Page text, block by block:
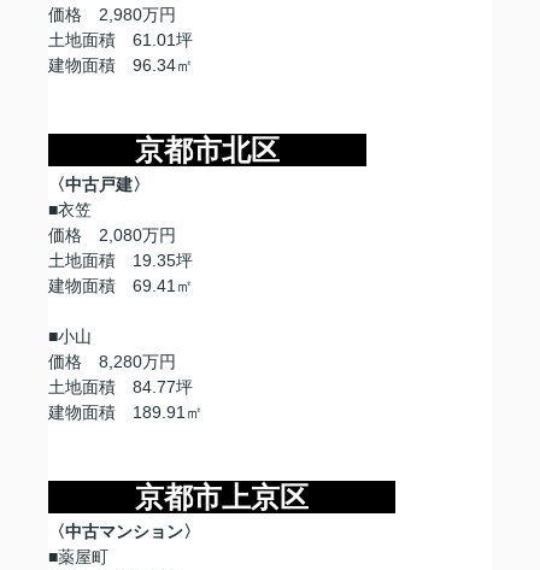
価格 2,980万円
土地面積 61.01坪
建物面積 96.34㎡
京都市北区
〈中古戸建〉
■衣笠
価格 2,080万円
土地面積 19.35坪
建物面積 69.41㎡
■小山
価格 8,280万円
土地面積 84.77坪
建物面積 189.91㎡
京都市上京区
〈中古マンション〉
■薬屋町